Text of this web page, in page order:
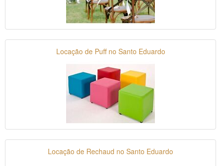
Locação de Puff no Santo Eduardo
Locação de Rechaud no Santo Eduardo